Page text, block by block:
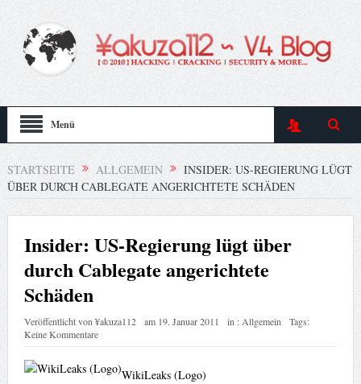
Menü
STARTSEITE ALLGEMEIN
INSIDER: US-REGIERUNG LÜGT
ÜBER DURCH CABLEGATE ANGERICHTETE SCHÄDEN
Insider: US-Regierung lügt über
durch Cablegate angerichtete
Schäden
Veröffentlicht von¥akuza112 am 19. Januar 2011 in : Allgemein
Tags:
Keine Kommentare
WikiLeaks (Logo)